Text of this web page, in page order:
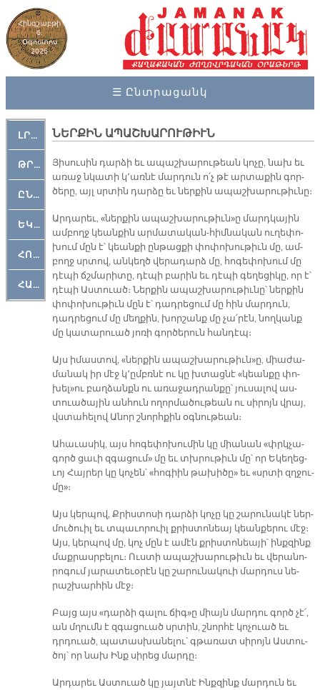
Հինգշաբթի
6,
Օգոստոս
2026
☰ Ընտրացանկ
ԼՐԱՀՈՍ
ԹՐՔԱՀԱՅ ԿԵԱՆՔ
ԸՆԿԵՐԱՄՇԱԿՈՒԹԱՅԻՆ
ԵԿԵՂԵՑԱԿԱՆ
ՀՈԳԵՄՏԱՒՈՐ
ՀԱՐԹԱԿ
ՆԵՐՔԻՆ ԱՊԱՇԽԱՐՈՒԹԻՒՆ
Յի­սու­սին դար­ձի եւ ա­պաշ­խա­րու­թեան կո­չը, նախ եւ
ա­ռաջ նկա­տի կ՚առ­նէ մար­դուն ո՛չ թէ ար­տա­քին գոր­
ծե­րը, այլ սրտին դար­ձը եւ ներ­քին ա­պաշ­խա­րու­թիւ­նը։
Ար­դա­րեւ, «ներ­քին ա­պաշ­խա­րու­թիւն»ը մարդ­կա­յին
ամ­բողջ կեան­քին ար­մա­տա­կան-հիմ­նա­կան ու­ղե­փո­
խում մըն է՝ կեան­քի ըն­թաց­քի փո­փո­խու­թիւն մը, ամ­
բողջ սրտով, ան­կեղծ վե­րա­դարձ մը, հո­գե­փո­խում մը
դէ­պի ճշմա­րի­տը, դէ­պի բա­րին եւ դէ­պի գե­ղե­ցի­կը, որ է՝
դէ­պի Աս­տուած։ Ներ­քին ա­պաշ­խա­րու­թիւ­նը՝ ներ­քին
փո­փո­խու­թիւն մըն է՝ դադ­րե­ցում մը հին մար­դուն,
դադ­րե­ցում մը մեղ­քին, խոր­շանք մը չա՛­րէն, նող­կանք
մը կա­տա­րուած յո­ռի գոր­ծե­րուն հան­դէպ։
Այս ի­մաս­տով, «ներ­քին ա­պաշ­խա­րու­թիւն»ը, միա­ժա­
մա­նակ իր մէջ կ՚ըմբռ­նէ ու կը խտաց­նէ «կեան­քը փո­
խել»ու բաղ­ձանքն ու ա­ռա­ջադ­րան­քը՝ յու­սա­լով աս­
տուա­ծա­յին ան­հուն ո­ղոր­մա­ծու­թեան ու սի­րոյն վրայ,
վստա­հե­լով Ա­նոր շնորհ­քին օգ­նու­թեան։
Ա­հա­ւա­սիկ, այս հո­գե­փո­խու­մին կը միա­նան «փրկչա­
գործ ցա­ւի զգա­ցում» մը եւ տխրու­թիւն մը՝ որ Ե­կե­ղեց­
ւոյ Հայ­րեր կը կո­չեն՝ «հո­գիին թա­խի­ծը» եւ «սրտի զղջու­
մը»։­
Այս կեր­պով, Քրիս­տո­սի դար­ձի կո­չը կը շա­րու­նա­կէ ներ­
մու­ծուիլ եւ տպա­ւո­րուիլ քրիս­տո­նեայ կեան­քե­րու մէջ։
Այս, կեր­պով մը, կոչ մըն է ա­մէն քրիս­տո­նեա­յի՝ ինք­զինք
մաք­րասր­բե­լու։ Ուս­տի ա­պաշ­խա­րու­թիւն եւ վե­րա­նո­
րոգ­ում յա­րա­տե­ւօ­րէն կը շա­րու­նա­կուի մար­դուս նե­
րաշ­խար­հին մէջ։
Բայց այս «դար­ձի գա­լու ճիգ»ը միայն մար­դու գործ չէ՛,
ան մղումն է զգա­ցուած սրտին, շնոր­հէ կո­չուած եւ
դրդուած, պա­տաս­խա­նե­լու՝ գթա­ռատ սի­րոյն Աս­տու­
ծոյ՝ որ նախ Ինք սի­րեց մար­դը։
Ար­դա­րեւ Աս­տուած կը յայտ­նէ Ինք­զինք մար­դուն եւ